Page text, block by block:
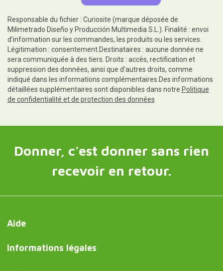
Responsable du fichier : Curiosite (marque déposée de
Milimetrado Diseño y Producción Multimedia S.L.). Finalité : envoi
d'information sur les commandes, les produits ou les services.
Légitimation : consentement.Destinataires : aucune donnée ne
sera communiquée à des tiers. Droits : accès, rectification et
suppression des données, ainsi que d'autres droits, comme
indiqué dans les informations complémentaires.Des informations
détaillées supplémentaires sont disponibles dans notre Politique
de confidentialité et de protection des données
Donner, c'est donner sans rien
recevoir en retour.
Aide
Informations légales